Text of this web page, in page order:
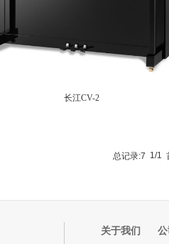
长江CV-2
总记录:7 1/1
关于我们